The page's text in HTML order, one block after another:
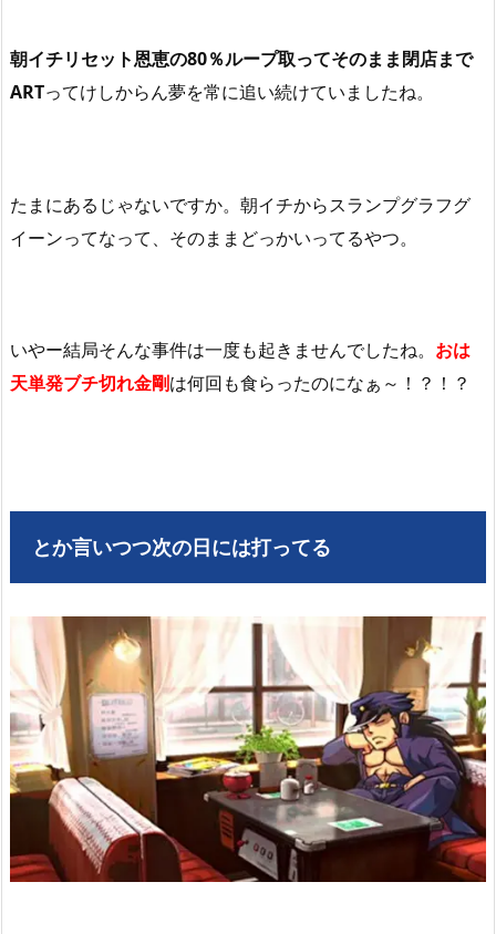
朝イチリセット恩恵の80％ループ取ってそのまま閉店まで
ARTってけしからん夢を常に追い続けていましたね。
たまにあるじゃないですか。朝イチからスランプグラフグ
イーンってなって、そのままどっかいってるやつ。
いやー結局そんな事件は一度も起きませんでしたね。 おは
天単発ブチ切れ金剛は何回も食らったのになぁ～！？！？
とか言いつつ次の日には打ってる